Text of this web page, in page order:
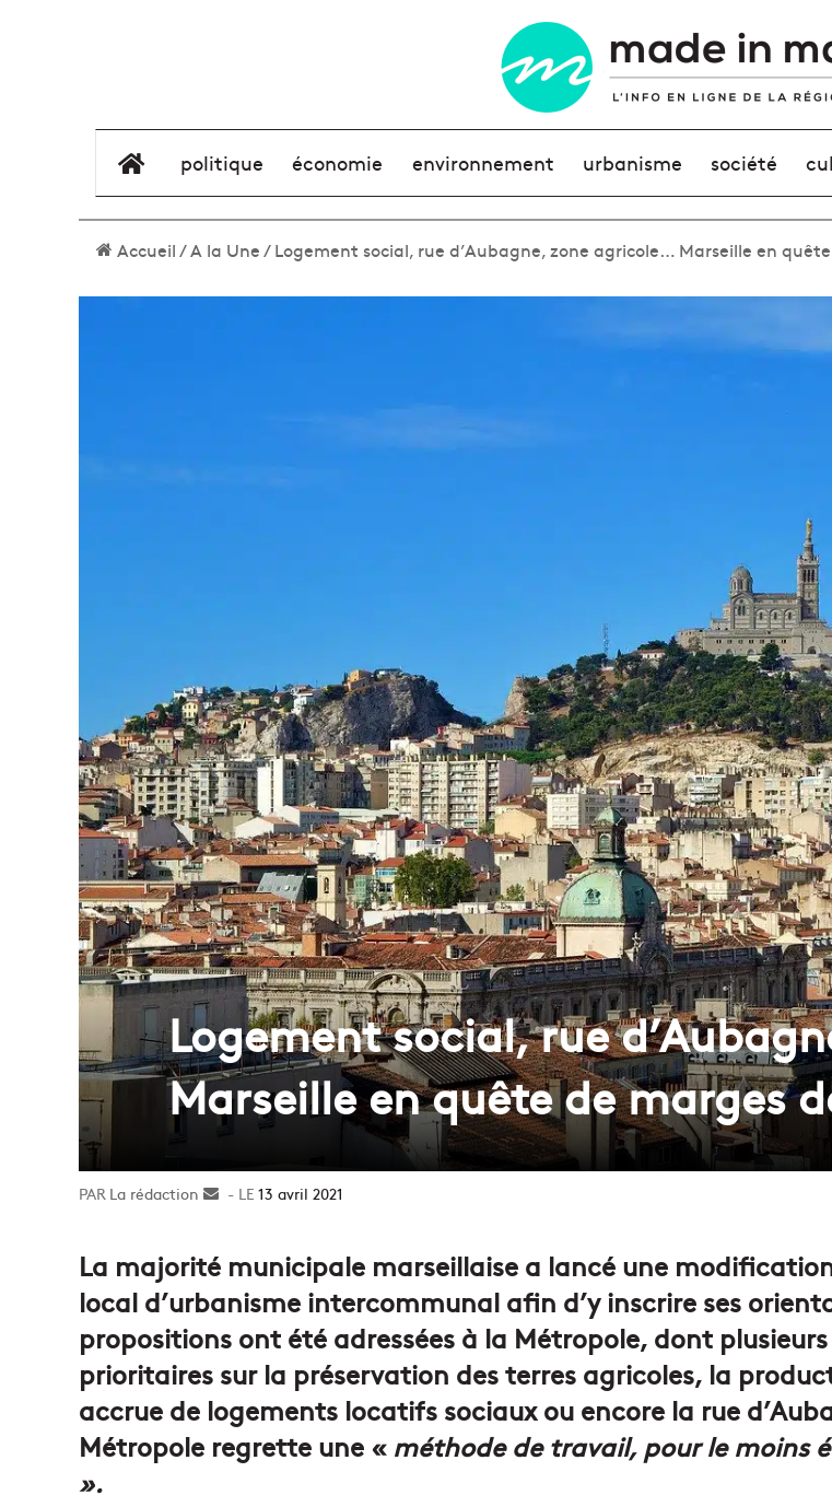
élément de menu
politique économie environnement urbanisme société
Accueil/A la Une/Logement social, rue d’Aubagne, zone agricole… Marseille en
Logement social, rue
Marseille en quête de marges
La rédaction
Envoyer13 avril 2021
La majorité municipale marseillaise a lancé une
local d’urbanisme intercommunal afin d’y inscrire ses
propositions ont été adressées à la Métropole, dont plusieurs
prioritaires sur la préservation des terres agricoles, la
accrue de logements locatifs sociaux ou encore la rue
Métropole regrette une « méthode de travail, pour le moins
».